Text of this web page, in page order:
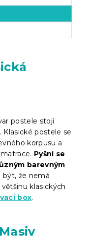
postele stojí
postele se
korpusu a
Pyšní se
barevným
být, že nemá
klasických
box.